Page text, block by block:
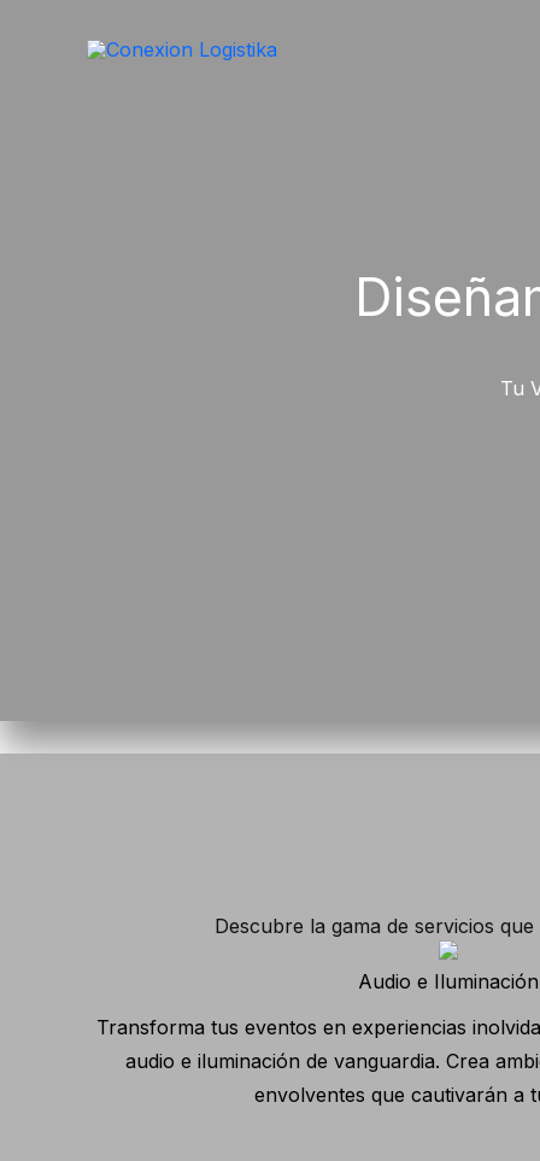
Tu
Descubre la gama de servicios
Audio e Iluminación
Transforma tus eventos en experiencias
audio e iluminación de vanguardia. Crea
envolventes que cautivarán a